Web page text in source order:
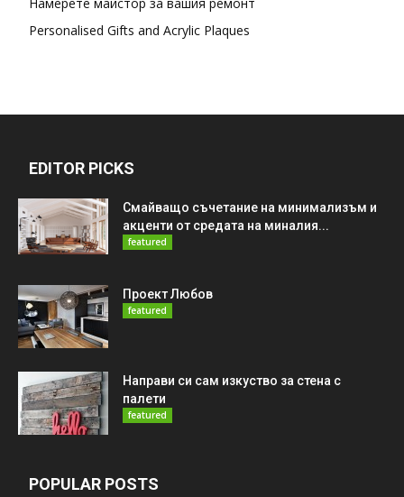
Personalised Gifts and Acrylic Plaques
EDITOR PICKS
Смайващо съчетание на минимализъм и
акценти от средата на миналия...
featured
Проект Любов
featured
Направи си сам изкуство за стена с
палети
featured
POPULAR POSTS